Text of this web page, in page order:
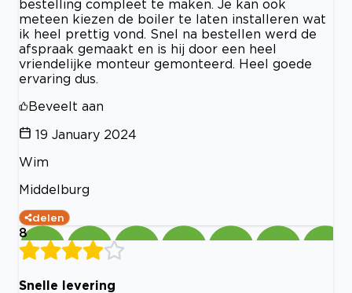
bestelling compleet te maken. Je kan ook
meteen kiezen de boiler te laten installeren wat
ik heel prettig vond. Snel na bestellen werd de
afspraak gemaakt en is hij door een heel
vriendelijke monteur gemonteerd. Heel goede
ervaring dus.
Beveelt aan
19 January 2024
Wim
Middelburg
delen
8
Snelle levering